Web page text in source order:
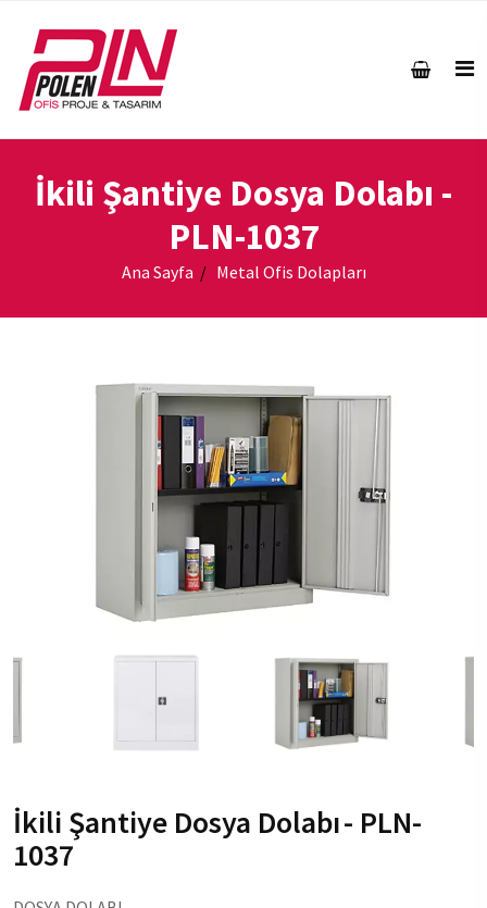
İkili Şantiye Dosya Dolabı -
PLN-1037
Ana Sayfa Metal Ofis Dolapları
İkili Şantiye Dosya Dolabı- PLN-
1037